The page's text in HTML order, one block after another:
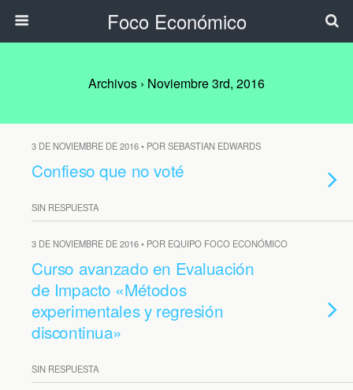
Foco Económico
Archivos › Noviembre 3rd, 2016
3 DE NOVIEMBRE DE 2016 • POR SEBASTIAN EDWARDS
Confieso que no voté
SIN RESPUESTA
3 DE NOVIEMBRE DE 2016 • POR EQUIPO FOCO ECONÓMICO
Curso avanzado en Evaluación
de Impacto «Métodos
experimentales y regresión
discontinua»
SIN RESPUESTA